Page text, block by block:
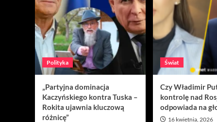
Polityka
„Partyjna dominacja
Kaczyńskiego kontra Tuska –
Rokita ujawnia kluczową
różnicę”
Świat
Czy Władimir
kontrolę nad
odpowiada na
16 kwietnia, 2026